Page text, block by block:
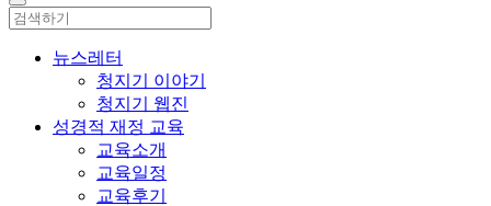
뉴스레터
청지기 이야기
청지기 웹진
성경적 재정 교육
교육소개
교육일정
교육후기